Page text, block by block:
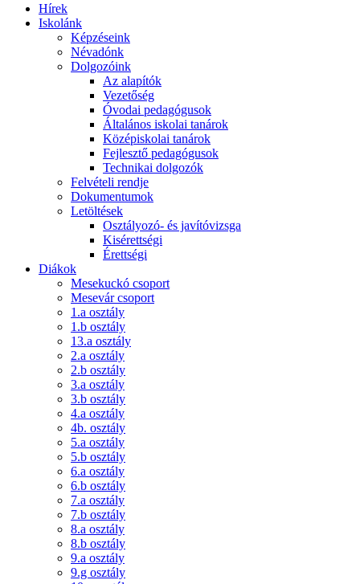
Hírek
Iskolánk
Képzéseink
Névadónk
Dolgozóink
Az alapítók
Vezetőség
Óvodai pedagógusok
Általános iskolai tanárok
Középiskolai tanárok
Fejlesztő pedagógusok
Technikai dolgozók
Felvételi rendje
Dokumentumok
Letöltések
Osztályozó- és javítóvizsga
Kisérettségi
Érettségi
Diákok
Mesekuckó csoport
Mesevár csoport
1.a osztály
1.b osztály
13.a osztály
2.a osztály
2.b osztály
3.a osztály
3.b osztály
4.a osztály
4b. osztály
5.a osztály
5.b osztály
6.a osztály
6.b osztály
7.a osztály
7.b osztály
8.a osztály
8.b osztály
9.a osztály
9.g osztály